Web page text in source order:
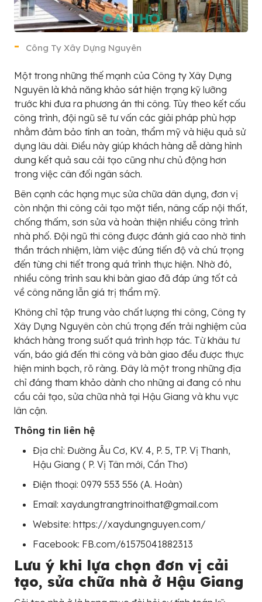
Công Ty Xây Dựng Nguyên
Một trong những thế mạnh của Công ty Xây Dựng
Nguyên là khả năng khảo sát hiện trạng kỹ lưỡng
trước khi đưa ra phương án thi công. Tùy theo kết cấu
công trình, đội ngũ sẽ tư vấn các giải pháp phù hợp
nhằm đảm bảo tính an toàn, thẩm mỹ và hiệu quả sử
dụng lâu dài. Điều này giúp khách hàng dễ dàng hình
dung kết quả sau cải tạo cũng như chủ động hơn
trong việc cân đối ngân sách.
Bên cạnh các hạng mục sửa chữa dân dụng, đơn vị
còn nhận thi công cải tạo mặt tiền, nâng cấp nội thất,
chống thấm, sơn sửa và hoàn thiện nhiều công trình
nhà phố. Đội ngũ thi công được đánh giá cao nhờ tinh
thần trách nhiệm, làm việc đúng tiến độ và chú trọng
đến từng chi tiết trong quá trình thực hiện. Nhờ đó,
nhiều công trình sau khi bàn giao đã đáp ứng tốt cả
về công năng lẫn giá trị thẩm mỹ.
Không chỉ tập trung vào chất lượng thi công, Công ty
Xây Dựng Nguyên còn chú trọng đến trải nghiệm của
khách hàng trong suốt quá trình hợp tác. Từ khâu tư
vấn, báo giá đến thi công và bàn giao đều được thực
hiện minh bạch, rõ ràng. Đây là một trong những địa
chỉ đáng tham khảo dành cho những ai đang có nhu
cầu cải tạo, sửa chữa nhà tại Hậu Giang và khu vực
lân cận.
Thông tin liên hệ
Địa chỉ: Đường Âu Cơ, KV. 4, P. 5, TP. Vị Thanh,
Hậu Giang ( P. Vị Tân mới, Cần Thơ)
Điện thoại: 0979 553 556 (A. Hoàn)
Email: xaydungtrangtrinoithat@gmail.com
Website: https://xaydungnguyen.com/
Facebook: FB.com/61575041882313
Lưu ý khi lựa chọn đơn vị cải
tạo, sửa chữa nhà ở Hậu Giang